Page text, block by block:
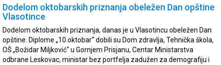
Dodelom oktobarskih priznanja obeležen Dan opštine
Vlasotince
Dodelom oktobarskih priznanja, danas je u Vlasotincu obeležen Dan
opštine. Diplome „10.oktobar“ dobili su Dom zdravlja, Tehnička škola,
OŠ „Božidar Miljković“ u Gornjem Prisjanu, Centar Ministarstva
odbrane Leskovac, ministar bez portfelja zadužen za demografiju i